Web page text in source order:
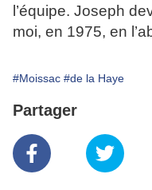
l’équipe. Joseph
moi, en 1975, en
#Moissac #de la Haye
Partager